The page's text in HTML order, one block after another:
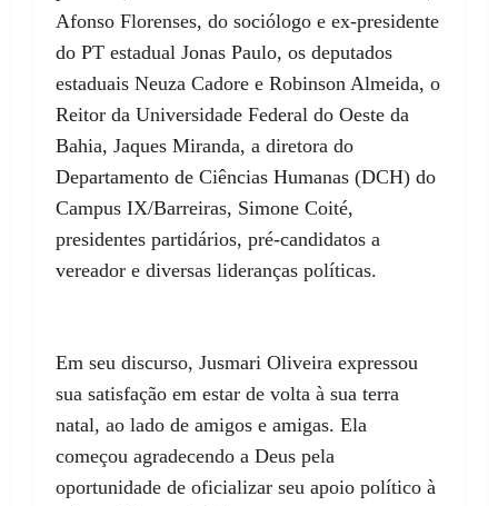
Afonso Florenses, do sociólogo e ex-presidente
do PT estadual Jonas Paulo, os deputados
estaduais Neuza Cadore e Robinson Almeida, o
Reitor da Universidade Federal do Oeste da
Bahia, Jaques Miranda, a diretora do
Departamento de Ciências Humanas (DCH) do
Campus IX/Barreiras, Simone Coité,
presidentes partidários, pré-candidatos a
vereador e diversas lideranças políticas.
Em seu discurso, Jusmari Oliveira expressou
sua satisfação em estar de volta à sua terra
natal, ao lado de amigos e amigas. Ela
começou agradecendo a Deus pela
oportunidade de oficializar seu apoio político à